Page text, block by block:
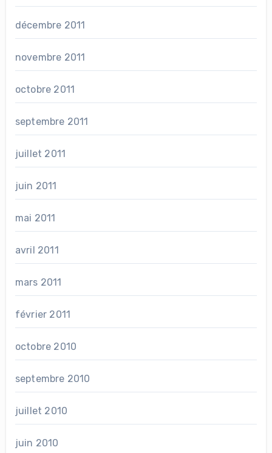
décembre 2011
novembre 2011
octobre 2011
septembre 2011
juillet 2011
juin 2011
mai 2011
avril 2011
mars 2011
février 2011
octobre 2010
septembre 2010
juillet 2010
juin 2010